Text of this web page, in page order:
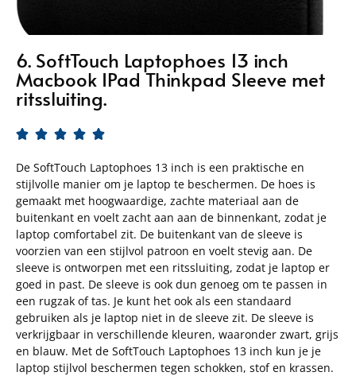
6. SoftTouch Laptophoes 13 inch
Macbook IPad Thinkpad Sleeve met
ritssluiting.
    
De SoftTouch Laptophoes 13 inch is een praktische en
stijlvolle manier om je laptop te beschermen. De hoes is
gemaakt met hoogwaardige, zachte materiaal aan de
buitenkant en voelt zacht aan aan de binnenkant, zodat je
laptop comfortabel zit. De buitenkant van de sleeve is
voorzien van een stijlvol patroon en voelt stevig aan. De
sleeve is ontworpen met een ritssluiting, zodat je laptop er
goed in past. De sleeve is ook dun genoeg om te passen in
een rugzak of tas. Je kunt het ook als een standaard
gebruiken als je laptop niet in de sleeve zit. De sleeve is
verkrijgbaar in verschillende kleuren, waaronder zwart, grijs
en blauw. Met de SoftTouch Laptophoes 13 inch kun je je
laptop stijlvol beschermen tegen schokken, stof en krassen.